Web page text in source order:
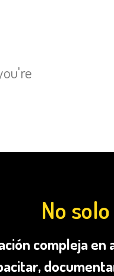
No
compleja en